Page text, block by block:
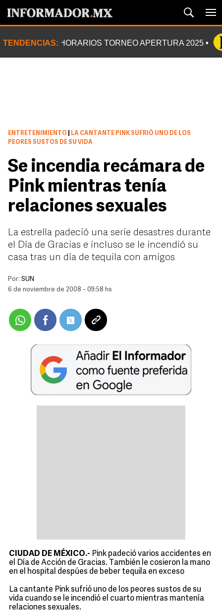
TENDENCIAS: HORARIOS TORNEO APERTURA 2025
ENTRETENIMIENTO
LA CANTANTE PINK SUFRIÓ UNO DE LOS
PEORES SUSTOS DE SU VIDA
Se incendia recámara de
Pink mientras tenía
relaciones sexuales
La estrella padeció una serie desastres durante
el Día de Gracias e incluso se le incendió su
casa tras un día de tequila con amigos
Por: SUN
6 de noviembre de 2008 - 09:58 hs
CIUDAD DE MÉXICO.- Pink padeció varios accidentes en
el Día de Acción de Gracias. También le cosieron la mano
en el hospital despúes de beber tequila en exceso
La cantante Pink sufrió uno de los peores sustos de su
vida cuando se le incendió el cuarto mientras mantenía
relaciones sexuales.